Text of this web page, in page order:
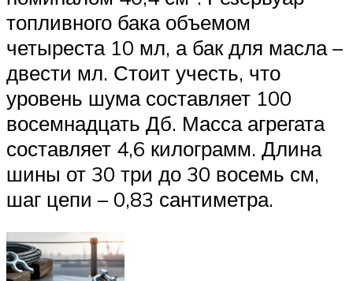
топливного бака объемом
четыреста 10 мл, а бак для масла –
двести мл. Стоит учесть, что
уровень шума составляет 100
восемнадцать Дб. Масса агрегата
составляет 4,6 килограмм. Длина
шины от 30 три до 30 восемь см,
шаг цепи – 0,83 сантиметра.